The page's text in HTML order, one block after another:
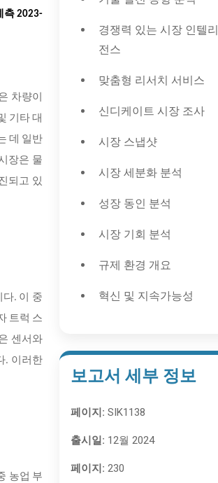
측 2023-
차량이
기타 대
데 일반
장은 물
되고 있
. 이 중
트럭 스
센서와
. 이러한
농업 부
경쟁력 있는 시장 인텔리
전스
맞춤형 리서치 서비스
신디케이트 시장 조사
시장 스냅샷
시장 세분화 분석
성장 동인 분석
시장 기회 분석
규제 환경 개요
혁신 및 지속가능성
보고서 세부 정보
페이지: SIK1138
출시일: 12월 2024
페이지: 230